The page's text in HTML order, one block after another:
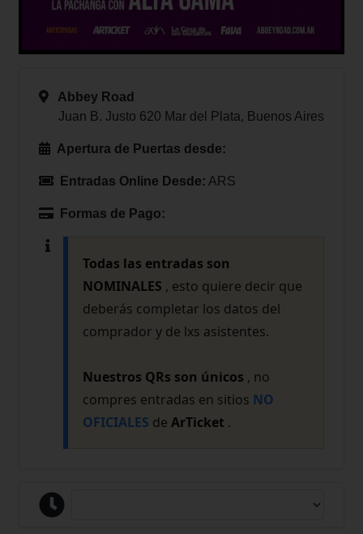
Abbey Road
Juan B. Justo 620 Mar del Plata, Buenos Aires
Apertura de Puertas desde:
Entradas Online Desde: ARS
Formas de Pago:
Todas las entradas son
NOMINALES , esto quiere decir que
deberás completar los datos del
comprador y de lxs asistentes.
Nuestros QRs son únicos , no
compres entradas en sitios NO
OFICIALES de ArTicket .